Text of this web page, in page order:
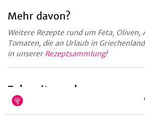
Mehr davon?
Weitere Rezepte rund um Feta, Oliven,
Tomaten, die an Urlaub in
in unsererRezeptsammlung!
Zubereitungsdauer
10 Minuten Vorbereitungszeit